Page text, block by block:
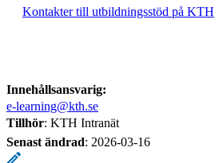
Kontakter till utbildningsstöd på KTH
Innehållsansvarig:
e-learning@kth.se
Tillhör: KTH Intranät
Senast ändrad: 2026-03-16